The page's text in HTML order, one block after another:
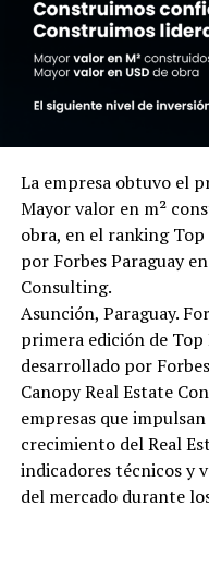
La empresa obtuvo el
Mayor valor en m²
obra, en el ranking
por Forbes Paraguay
Consulting.
Asunción, Paraguay.
primera edición de
desarrollado por
Canopy Real Estate
empresas que
crecimiento del Real
indicadores técnicos y
del mercado durante